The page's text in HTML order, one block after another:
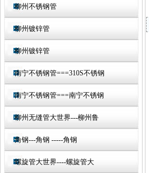
柳州不锈钢管
柳州镀锌管
柳州镀锌管
南宁不锈钢管===310S不锈钢
南宁不锈钢管===南宁不锈钢
柳州无缝管大世界---柳州鲁
角钢---角钢 -----角钢
螺旋管大世界----螺旋管大